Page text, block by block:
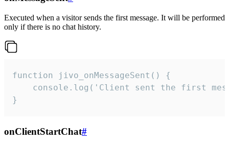
Executed when a visitor sends the first message. It will be performed
only if there is no chat history.
function jivo_onMessageSent() {
console.log('Client sent the first
}
onClientStartChat#